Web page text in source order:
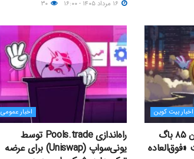
اخبار بیت کوین
توسعه‌دهندگان بیت‌کوین ۸۵ باگ
اخبار عمومی
راه‌اندازی Pools.trade توسط
یونی‌سواپ (Uniswap) برای عرضه